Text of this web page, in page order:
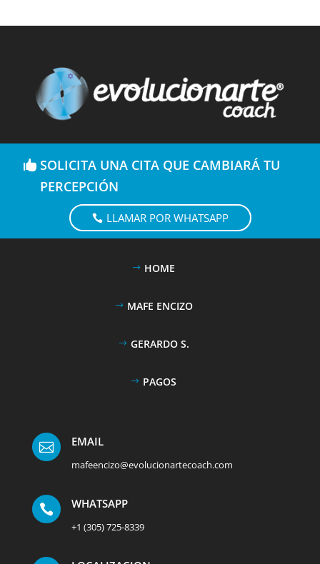
SOLICITA UNA CITA QUE CAMBIARÁ TU
PERCEPCIÓN
LLAMAR POR WHATSAPP
HOME
MAFE ENCIZO
GERARDO S.
PAGOS
 EMAIL
mafeencizo@evolucionartecoach.com
 WHATSAPP
+1 (305) 725-8339